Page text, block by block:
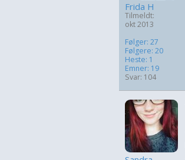
Frida H
Tilmeldt:
okt 2013
Følger: 27
Følgere: 20
Heste: 1
Emner: 19
Svar: 104